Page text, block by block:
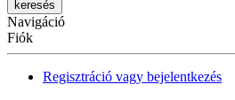
Navigáció
Fiók
Regisztráció vagy bejelentkezés